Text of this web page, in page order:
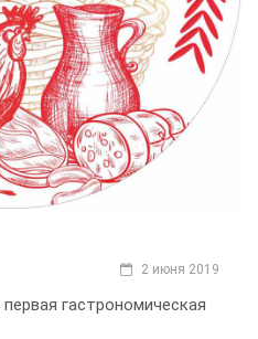
2 июня 2019
гастрономическая